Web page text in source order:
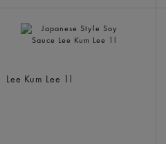
Lee Kum Lee 1l